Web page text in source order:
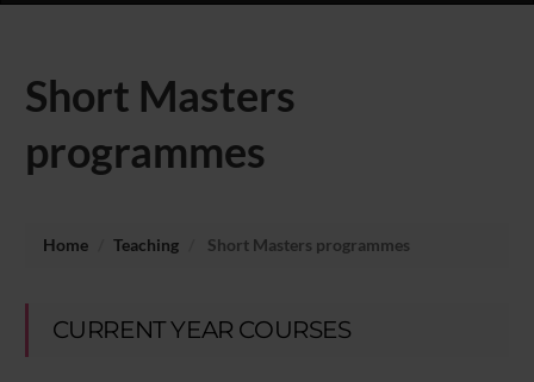
Short Masters
programmes
Home Teaching Short Masters programmes
CURRENT YEAR COURSES